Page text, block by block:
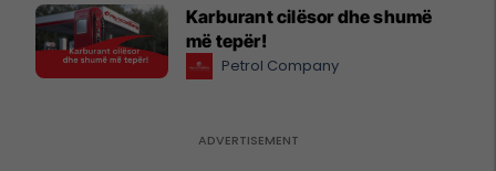
Karburant cilësor dhe shumë
më tepër!
Petrol Company